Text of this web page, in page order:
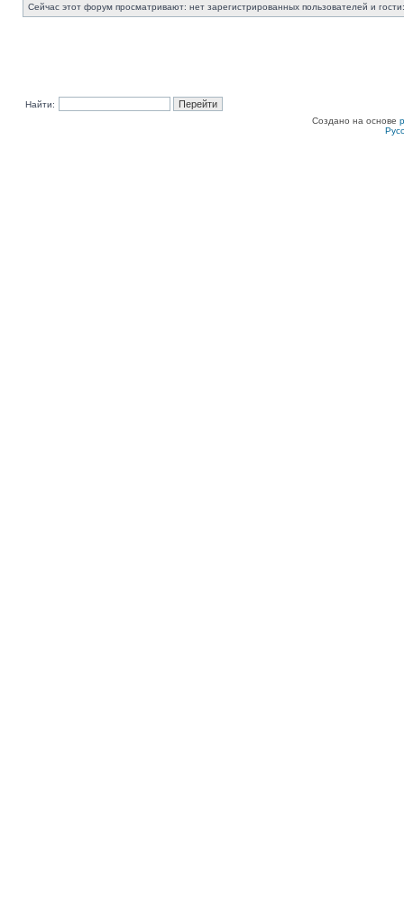
Сейчас этот форум просматривают: нет зарегистрированных пользователей и
Найти:
Создано на основе